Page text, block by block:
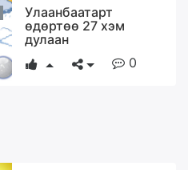
Улаанбаатарт
өдөртөө 27 хэм
дулаан
0